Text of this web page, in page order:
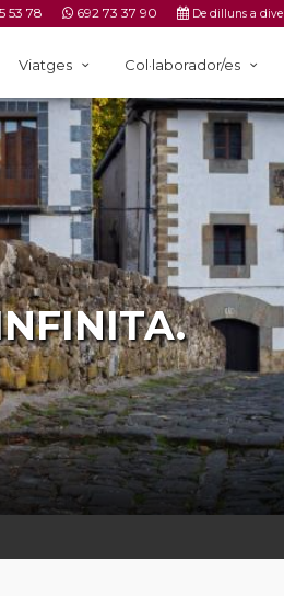
53 78 692 73 37 90 De dilluns a
Viatges Col·laborador/es